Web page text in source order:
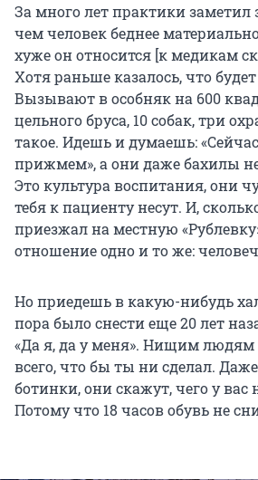
За много лет практики заметил
чем человек беднее
хуже он относится [к медикам
Хотя раньше казалось, что
Вызывают в особняк на 600
цельного бруса, 10 собак, три
такое. Идешь и думаешь:
прижмем», а они даже бахилы
Это культура воспитания, они
тебя к пациенту несут. И,
приезжал на местную
отношение одно и то же:
Но приедешь в какую-нибудь
пора было снести еще 20 лет
«Да я, да у меня». Нищим людям
всего, что бы ты ни сделал.
ботинки, они скажут, чего у вас
Потому что 18 часов обувь не